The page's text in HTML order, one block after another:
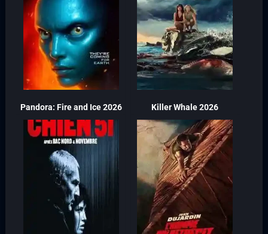
Pandora: Fire and Ice 2026 Killer Whale 2026